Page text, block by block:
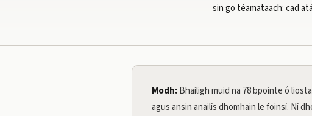
sin go téamataach: cad
Modh:Bhailigh muid na 78 bpointe ó
agus ansin anailís dhomhain le foinsí. Ní